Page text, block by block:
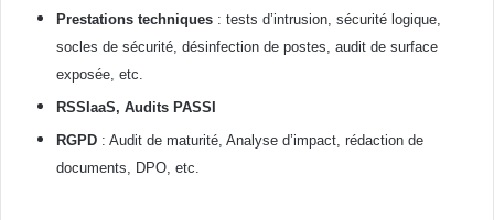
Prestations techniques : tests d’intrusion, sécurité logique,
socles de sécurité, désinfection de postes, audit de surface
exposée, etc.
RSSIaaS, Audits PASSI
RGPD : Audit de maturité, Analyse d’impact, rédaction de
documents, DPO, etc.